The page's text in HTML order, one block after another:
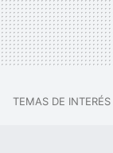
TEMAS DE INTERÉS